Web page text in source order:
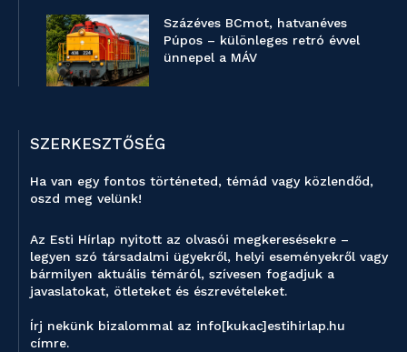
Százéves BCmot, hatvanéves
Púpos – különleges retró évvel
ünnepel a MÁV
SZERKESZTŐSÉG
Ha van egy fontos történeted, témád vagy közlendőd,
oszd meg velünk!
Az Esti Hírlap nyitott az olvasói megkeresésekre –
legyen szó társadalmi ügyekről, helyi eseményekről vagy
bármilyen aktuális témáról, szívesen fogadjuk a
javaslatokat, ötleteket és észrevételeket.
Írj nekünk bizalommal az info[kukac]estihirlap.hu
címre.